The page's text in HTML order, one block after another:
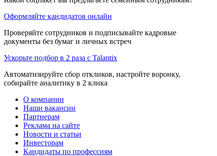
Оформляйте кандидатов онлайн
Проверяйте сотрудников и подписывайте кадровые
документы без бумаг и личных встреч
Ускорьте подбор в 2 раза с Talantix
Автоматизируйте сбор откликов, настройте воронку,
собирайте аналитику в 2 клика
О компании
Наши вакансии
Партнерам
Реклама на сайте
Новости и статьи
Инвесторам
Кандидаты по профессиям